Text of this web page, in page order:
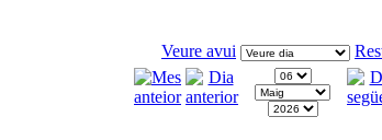
Veure avui